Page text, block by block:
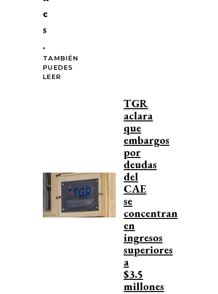
e
s
.
TAMBIÉN
PUEDES
LEER
TGR
aclara
que
embargos
por
deudas
del
CAE
se
concentran
en
ingresos
superiores
a
$3.5
millones